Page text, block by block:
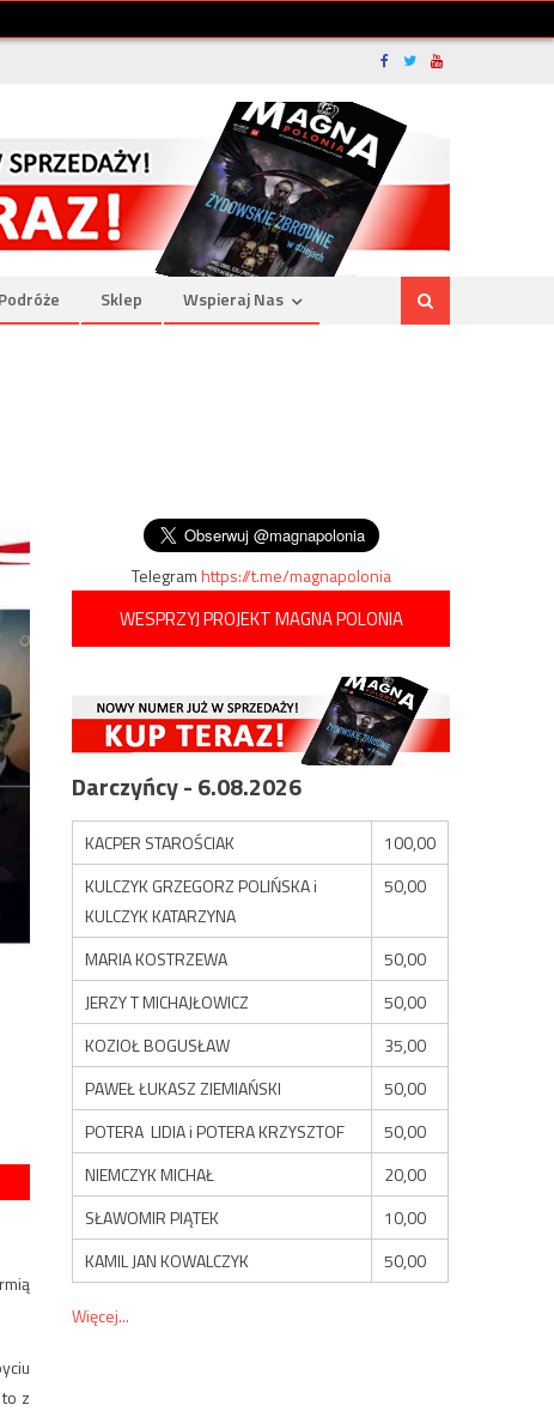
Podróże Sklep Wspieraj Nas
z
Telegramhttps://t.me/magnapolonia
WESPRZYJ PROJEKT MAGNA POLONIA
Darczyńcy - 6.08.2026
KACPER STAROŚCIAK
100,00
KULCZYK GRZEGORZ POLIŃSKA i
KULCZYK KATARZYNA
50,00
MARIA KOSTRZEWA
50,00
JERZY T MICHAJŁOWICZ
50,00
KOZIOŁ BOGUSŁAW
35,00
PAWEŁ ŁUKASZ ZIEMIAŃSKI
50,00
POTERA LIDIA i POTERA KRZYSZTOF
50,00
NIEMCZYK MICHAŁ
20,00
SŁAWOMIR PIĄTEK
10,00
KAMIL JAN KOWALCZYK
50,00
Więcej...